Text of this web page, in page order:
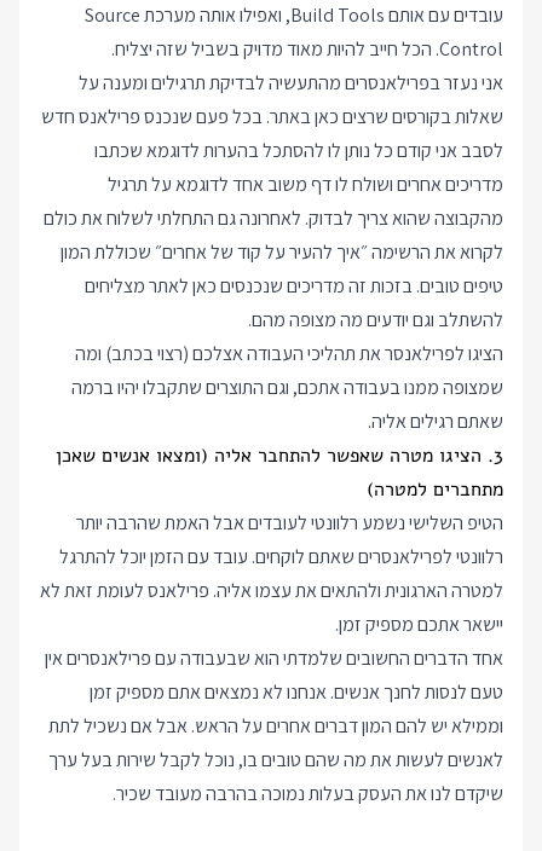
עובדים עם אותם Build Tools, ואפילו אותה מערכת Source
Control. הכל חייב להיות מאוד מדויק בשביל שזה יצליח.
אני נעזר בפרילאנסרים מהתעשיה לבדיקת תרגילים ומענה על
שאלות בקורסים שרצים כאן באתר. בכל פעם שנכנס פרילאנס חדש
לסבב אני קודם כל נותן לו להסתכל בהערות לדוגמא שכתבו
מדריכים אחרים ושולח לו דף משוב אחד לדוגמא על תרגיל
מהקבוצה שהוא צריך לבדוק. לאחרונה גם התחלתי לשלוח את כולם
לקרוא את הרשימה ״איך להעיר על קוד של אחרים״ שכוללת המון
טיפים טובים. בזכות זה מדריכים שנכנסים כאן לאתר מצליחים
להשתלב וגם יודעים מה מצופה מהם.
הציגו לפרילאנסר את תהליכי העבודה אצלכם (רצוי בכתב) ומה
שמצופה ממנו בעבודה אתכם, וגם התוצרים שתקבלו יהיו ברמה
שאתם רגילים אליה.
3. הציגו מטרה שאפשר להתחבר אליה (ומצאו אנשים שאכן
מתחברים למטרה)
הטיפ השלישי נשמע רלוונטי לעובדים אבל האמת שהרבה יותר
רלוונטי לפרילאנסרים שאתם לוקחים. עובד עם הזמן יוכל להתרגל
למטרה הארגונית ולהתאים את עצמו אליה. פרילאנס לעומת זאת לא
יישאר אתכם מספיק זמן.
אחד הדברים החשובים שלמדתי הוא שבעבודה עם פרילאנסרים אין
טעם לנסות לחנך אנשים. אנחנו לא נמצאים אתם מספיק זמן
וממילא יש להם המון דברים אחרים על הראש. אבל אם נשכיל לתת
לאנשים לעשות את מה שהם טובים בו, נוכל לקבל שירות בעל ערך
שיקדם לנו את העסק בעלות נמוכה בהרבה מעובד שכיר.